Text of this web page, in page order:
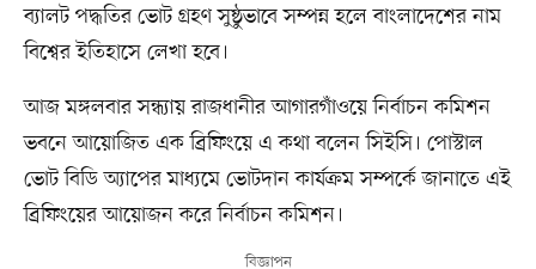
ব্যালট পদ্ধতির ভোট গ্রহণ সুষ্ঠুভাবে সম্পন্ন হলে বাংলাদেশের নাম
বিশ্বের ইতিহাসে লেখা হবে।
আজ মঙ্গলবার সন্ধ্যায় রাজধানীর আগারগাঁওয়ে নির্বাচন কমিশন
ভবনে আয়োজিত এক ব্রিফিংয়ে এ কথা বলেন সিইসি। পোস্টাল
ভোট বিডি অ্যাপের মাধ্যমে ভোটদান কার্যক্রম সম্পর্কে জানাতে এই
ব্রিফিংয়ের আয়োজন করে নির্বাচন কমিশন।